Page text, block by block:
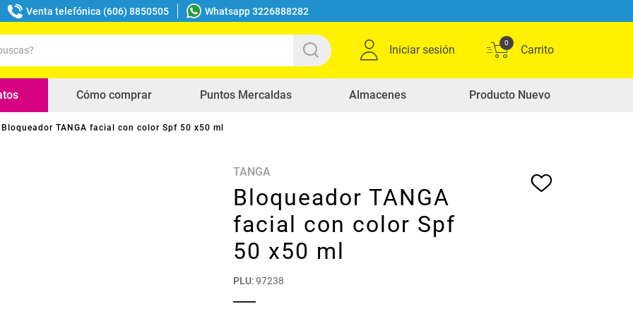
Venta telefónica (606) 8850505 Whatsapp 3226888282
Iniciar sesión
0
Cómo comprar Puntos Mercaldas Almacenes Producto Nuevo
Bloqueador TANGA facial con color Spf 50 x50 ml
TANGA
Bloqueador TANGA
facial con color Spf
50 x50 ml
PLU:97238
buscados